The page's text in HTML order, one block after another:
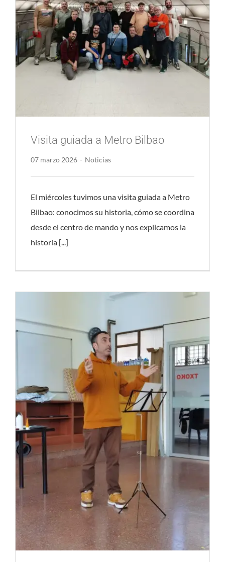
Visita guiada a Metro Bilbao
07 marzo 2026 - Noticias
El miércoles tuvimos una visita guiada a Metro
Bilbao: conocimos su historia, cómo se coordina
desde el centro de mando y nos explicamos la
historia [...]